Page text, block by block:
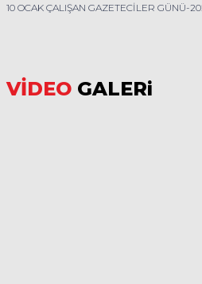
10 OCAK ÇALIŞAN GAZETECİLER GÜNÜ-
VİDEO GALERi